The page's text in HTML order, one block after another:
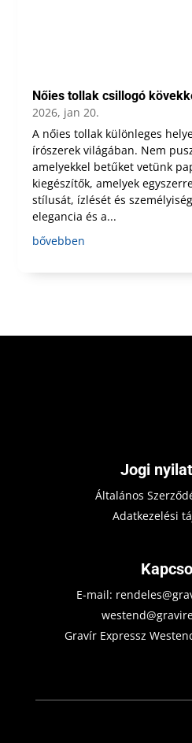
Nőies tollak csillogó
2026, jan 20.
A nőies tollak különleges
írószerek világában. Nem
amelyekkel betűket vetünk
kiegészítők, amelyek
stílusát, ízlését és
elegancia és a...
bővebben
Jogi
Általános
Adatkezelési
E-mail:
Gravír Expressz